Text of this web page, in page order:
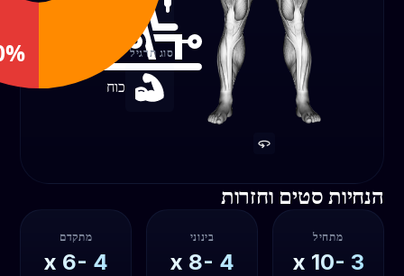
סוג תרגיל
כוח
הנחיות סטים וחזרות
מתחיל
3
10-
בינוני
4
8-
מתקדם
4
6-